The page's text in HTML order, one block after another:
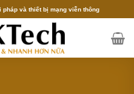
pháp và thiết bị mạng viễn thông